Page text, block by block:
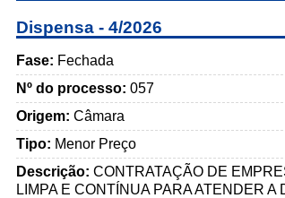
Dispensa - 4/2026
Fase: Fechada
Nº do processo: 057
Origem: Câmara
Tipo: Menor Preço
Descrição: CONTRATAÇÃO DE
LIMPA E CONTÍNUA PARA ATENDER